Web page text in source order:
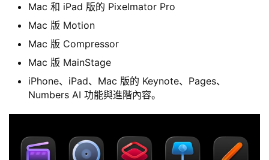
Mac 和 iPad 版的 Pixelmator Pro
Mac 版 Motion
Mac 版 Compressor
Mac 版 MainStage
iPhone、iPad、Mac 版的 Keynote、Pages、
Numbers AI 功能與進階內容。